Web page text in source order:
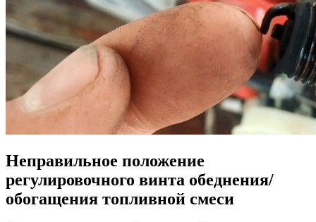
Неправильное положение
регулировочного винта обеднения/
обогащения топливной смеси